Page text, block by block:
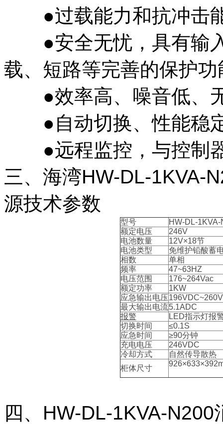
●过载能力和抗冲击能
●安全无忧，具有输入
载、短路等完善的保护功
●效率高、噪音低、
●自动切换、性能稳定
●远程监控，与控制器
三、海湾HW-DL-1KVA-
源技术参数
型号
HW-DL-1KVA-
额定电压
246V
电池数量
12V×18节
电池类型
免维护铅酸蓄
相数
单相
频率
47~63HZ
电压范围
176~264Vac
额定功率
1KW
应急输出电压
最大输出电流5.1ADC
报警
LED指示灯报
切换时间
≤0.1S
应急时间
≥90分钟
充电电压
246VDC
冷却方式
自然传导散热
柜体尺寸
四、HW-DL-1KVA-